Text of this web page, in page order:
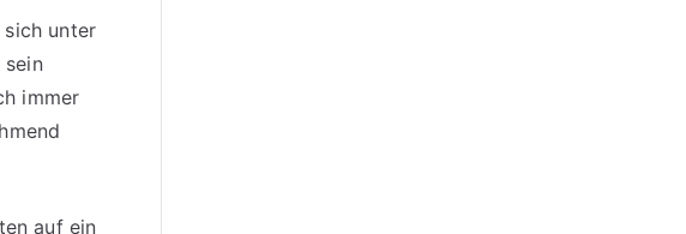
sich unter
sein
immer
auf ein